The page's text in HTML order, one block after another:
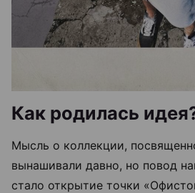
Как родилась
Мысль о коллекции,
вынашивали давно, но повод
стало открытие точки